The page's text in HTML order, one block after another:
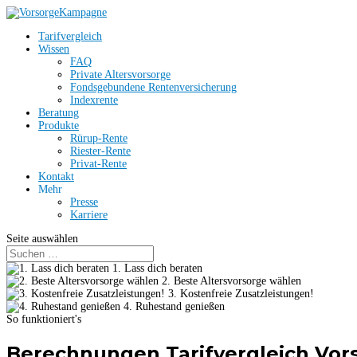
Tarifvergleich
Wissen
FAQ
Private Altersvorsorge
Fondsgebundene Rentenversicherung
Indexrente
Beratung
Produkte
Rürup-Rente
Riester-Rente
Privat-Rente
Kontakt
Mehr
Presse
Karriere
Seite auswählen
1. Lass dich beraten
2. Beste Altersvorsorge wählen
3. Kostenfreie Zusatzleistungen!
4. Ruhestand genießen
So funktioniert's